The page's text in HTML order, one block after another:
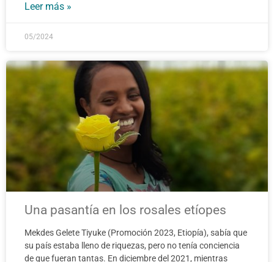
Leer más »
05/2024
Una pasantía en los rosales etíopes
Mekdes Gelete Tiyuke (Promoción 2023, Etiopía), sabía que
su país estaba lleno de riquezas, pero no tenía conciencia
de que fueran tantas. En diciembre del 2021, mientras